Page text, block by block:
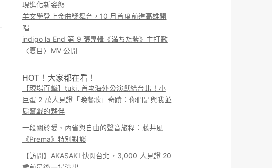
現進化新姿態
羊文學登上金曲獎舞台，10 月首度前進高雄開
唱
indigo la End 第 9 張專輯《満ちた紫》主打歌
〈夏目〉MV 公開
HOT！大家都在看！
【現場直擊】tuki. 首次海外公演獻給台北！小
巨蛋 2 萬人見證「晚餐歌」奇蹟：你們是與我並
肩奮戰的夥伴
一段關於愛、內省與自由的聲音旅程：藤井風
《Prema》特別對談
【訪問】AKASAKI 快閃台北，3,000 人見證 20